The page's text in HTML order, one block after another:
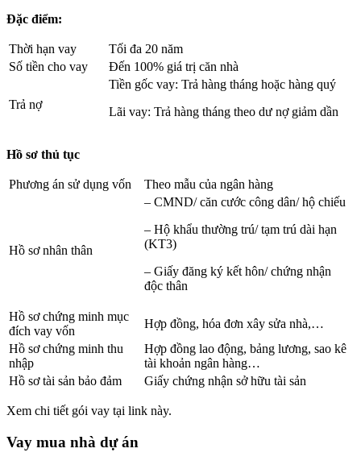
Đặc điểm:
Thời hạn vay
Tối đa 20 năm
Số tiền cho vay
Đến 100% giá trị căn nhà
Trả nợ
Tiền gốc vay: Trả hàng tháng hoặc hàng quý
Lãi vay: Trả hàng tháng theo dư nợ giảm dần
Hồ sơ thủ tục
Phương án sử dụng vốn Theo mẫu của ngân hàng
Hồ sơ nhân thân
– CMND/ căn cước công dân/ hộ chiếu
– Hộ khẩu thường trú/ tạm trú dài hạn
(KT3)
– Giấy đăng ký kết hôn/ chứng nhận
độc thân
Hồ sơ chứng minh mục
đích vay vốn
Hợp đồng, hóa đơn xây sửa nhà,…
Hồ sơ chứng minh thu
nhập
Hợp đồng lao động, bảng lương, sao kê
tài khoản ngân hàng…
Hồ sơ tài sản bảo đảm
Giấy chứng nhận sở hữu tài sản
Xem chi tiết gói vay tại link này.
Vay mua nhà dự án